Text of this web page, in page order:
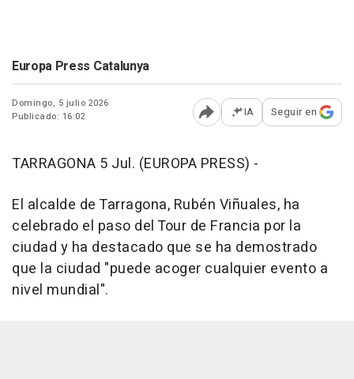
Europa Press Catalunya
Domingo, 5 julio 2026
Publicado: 16:02
Abrir opciones para
IA Seguir en
TARRAGONA 5 Jul. (EUROPA PRESS) -
El alcalde de Tarragona, Rubén Viñuales, ha
celebrado el paso del Tour de Francia por la
ciudad y ha destacado que se ha demostrado
que la ciudad "puede acoger cualquier evento a
nivel mundial".